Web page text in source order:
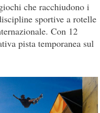
che racchiudono i
sportive a rotelle
Con 12
pista temporanea sul